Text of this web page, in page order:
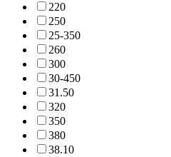
220
250
25-350
260
300
30-450
31.50
320
350
380
38.10